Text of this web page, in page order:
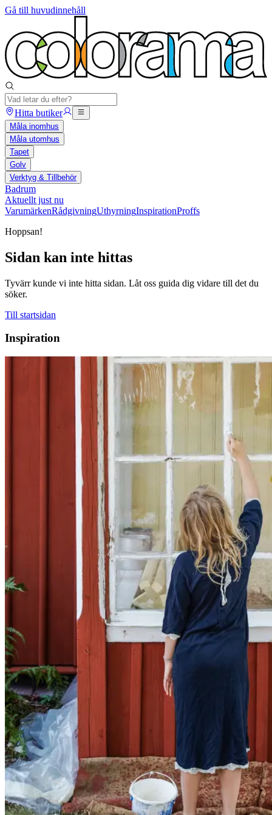
Gå till huvudinnehåll
Hitta butiker
Måla inomhus
Måla utomhus
Tapet
Golv
Verktyg & Tillbehör
Badrum
Aktuellt just nu
VarumärkenRådgivningUthyrningInspirationProffs
Hoppsan!
Sidan kan inte hittas
Tyvärr kunde vi inte hitta sidan. Låt oss guida dig vidare till det du
söker.
Till startsidan
Inspiration